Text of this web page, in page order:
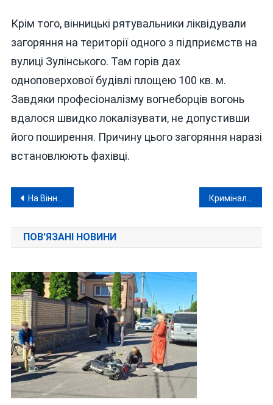
Крім того, вінницькі рятувальники ліквідували
загоряння на території одного з підприємств на
вулиці Зулінського. Там горів дах
одноповерхової будівлі площею 100 кв. м.
Завдяки професіоналізму вогнеборців вогонь
вдалося швидко локалізувати, не допустивши
його поширення. Причину цього загоряння наразі
встановлюють фахівці.
Навігація
записів
На Вінниччині чоловік стріляв у дружину з пістолета
ПОВ'ЯЗАНІ НОВИНИ